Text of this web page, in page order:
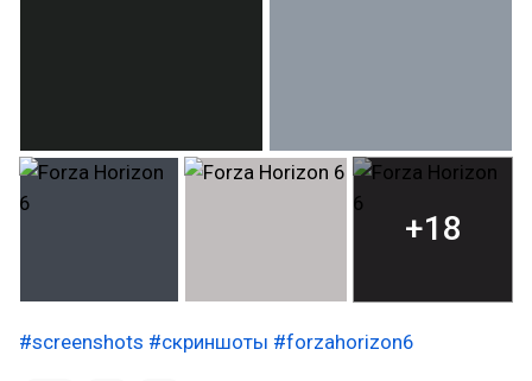
+18
#screenshots #скриншоты #forzahorizon6